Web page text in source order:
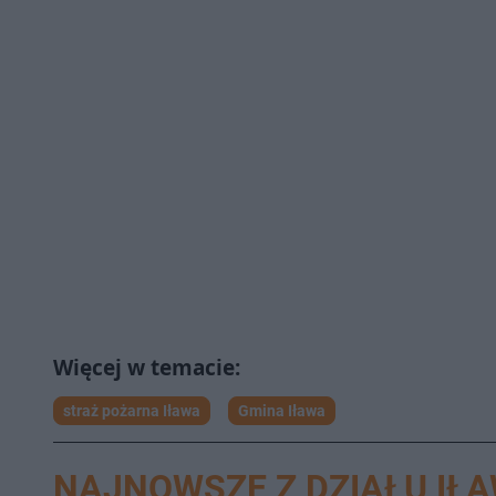
straż pożarna Iława Gmina Iława